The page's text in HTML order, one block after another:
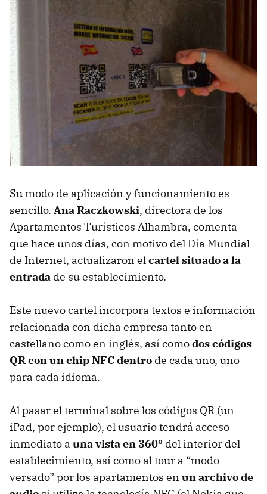
Su modo de aplicación y funcionamiento es
sencillo. Ana Raczkowski, directora de los
Apartamentos Turísticos Alhambra, comenta
que hace unos días, con motivo del Día Mundial
de Internet, actualizaron elcartel situado a la
entrada de su establecimiento.
Este nuevo cartel incorpora textos e información
relacionada con dicha empresa tanto en
castellano como en inglés, así comodos códigos
QR con un chipNFCdentro de cada uno, uno
para cada idioma.
Al pasar el terminal sobre los códigos QR (un
iPad, por ejemplo), el usuario tendrá acceso
inmediato a una vista en 360º del interior del
establecimiento, así como al tour a “modo
versado” por los apartamentos en un archivo de